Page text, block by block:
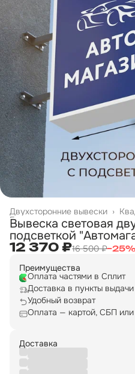
Двухсторонние вывески ›
Главная ›
Вывеска световая
подсветкой
12 370 ₽16 500 ₽−25%
Преимущества
Оплата частями в Сплит
Доставка в пункты
Удобный возврат
Оплата — картой, СБП
Доставка